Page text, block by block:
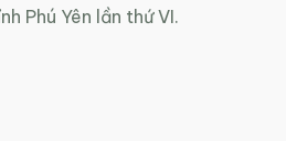
Phú Yên lần thứ VI.